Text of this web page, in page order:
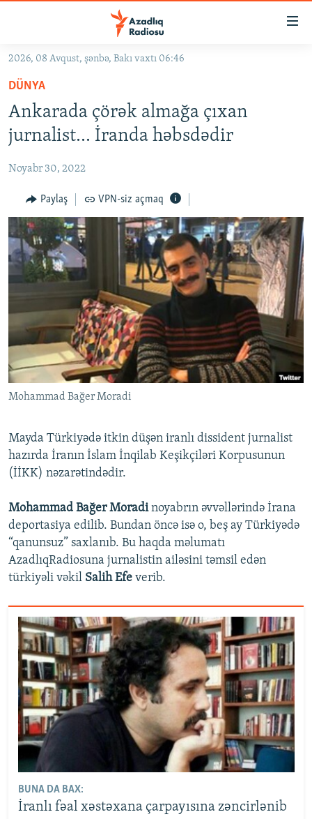
Əsas
qayıt
Əsas
naviqasiyaya
qayıt
Axtarışa
#İZAHLA
KORRUPSIOMETR
FƏRQƏ BAX
QANUNI DOĞRU
ARAŞDIRMA
MULTIMEDIA
VIDEO
FOTOQALEREYA
İNFOQRAFIKA
KARIKATURA
RADIO ARXIV
AZƏRBAYCAN ƏDƏBIYYATI KITABXANASI
İSLAM VƏ DEMOKRATIYA
İZ - MƏDƏNIYYƏT PROQRAMI
HAQQIMIZDA
MISSIYAMIZ
PEŞƏ ETIKASI VƏ JURNALISTIKA STANDARTLARIMIZ
MATERIALLARIMIZDAN ISTIFADƏ
AZADLIQRADIOSU MOBIL TELEFONUNUZDA
XƏBƏR BÜLLETENLƏRIMIZ
BIZI IZLƏ
RFE/RL-in bütün saytları
2026, 08 Avqust, şənbə, Bakı vaxtı 06:46
DÜNYA
Ankarada çörək almağa çıxan
jurnalist... İranda həbsdədir
Noyabr 30, 2022
Paylaş VPN-siz açmaq
Mohammad Bağer Moradi
Mayda Türkiyədə itkin düşən iranlı dissident jurnalist
hazırda İranın İslam İnqilab Keşikçiləri Korpusunun
(İİKK) nəzarətindədir.
Mohammad Bağer Moradinoyabrın əvvəllərində İrana
deportasiya edilib. Bundan öncə isə o, beş ay Türkiyədə
“qanunsuz” saxlanıb. Bu haqda məlumatı
AzadlıqRadiosuna jurnalistin ailəsini təmsil edən
türkiyəli vəkil Salih Efe verib.
BUNA DA BAX:
İranlı fəal xəstəxana çarpayısına zəncirlənib